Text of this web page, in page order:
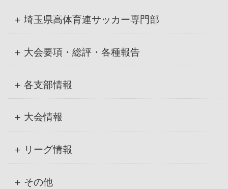
埼玉県高体育連サッカー専門部
大会要項・総評・各種報告
各支部情報
大会情報
リーグ情報
その他